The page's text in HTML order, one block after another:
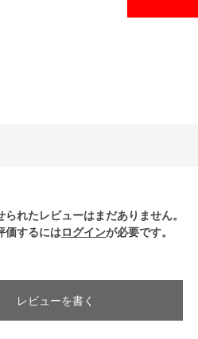
られたレビューはまだありません。
価するにはログインが必要です。
レビューを書く